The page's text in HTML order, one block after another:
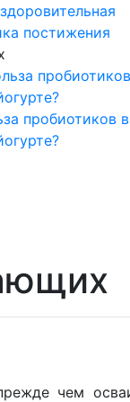
постижения
пробиотиков в
чем